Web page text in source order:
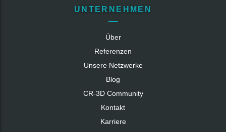
UNTERNEHMEN
Über
Referenzen
Unsere Netzwerke
Blog
CR‑3D Community
Kontakt
Karriere